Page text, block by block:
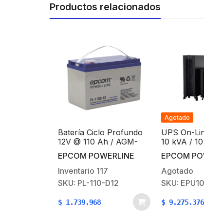
Productos relacionados
Batería Ciclo Profundo
12V @ 110 Ah / AGM-
VRLA / Uso en
Aplicación Fotovoltaica
/Terminales Tipo
Tornillo HEX M6
EPCOM POWERLINE
Inventario117
SKU: PL-110-D12
$1.739.968
Agotado
UPS On-
10 kVA / 10
Entrada
VAC
EPCOM
Agotado
SKU:
$9.275.376